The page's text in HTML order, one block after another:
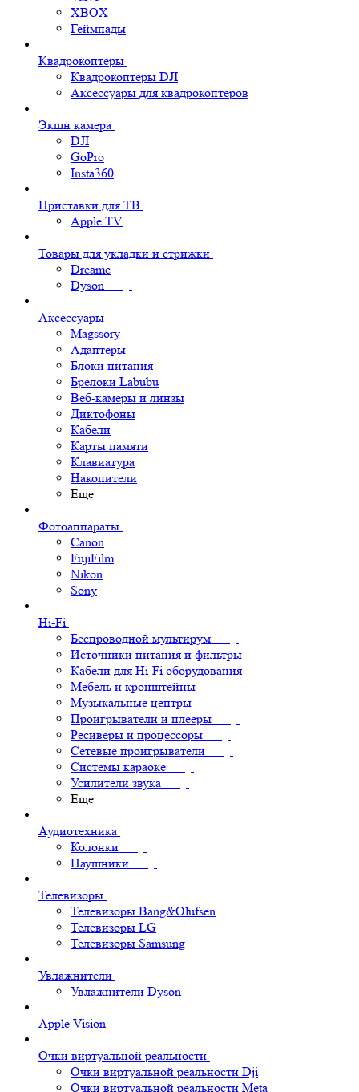
XBOX
Геймпады
Квадрокоптеры
Квадрокоптеры DJI
Аксессуары для квадрокоптеров
Экшн камера
DJI
GoPro
Insta360
Приставки для ТВ
Apple TV
Товары для укладки и стрижки
Dreame
Dyson
Аксессуары
Magssory
Адаптеры
Блоки питания
Брелоки Labubu
Веб-камеры и линзы
Диктофоны
Кабели
Карты памяти
Клавиатура
Накопители
Еще
Фотоаппараты
Canon
FujiFilm
Nikon
Sony
Hi-Fi
Беспроводной мультирум
Источники питания и фильтры
Кабели для Hi-Fi оборудования
Мебель и кронштейны
Музыкальные центры
Проигрыватели и плееры
Ресиверы и процессоры
Сетевые проигрыватели
Системы караоке
Усилители звука
Еще
Аудиотехника
Колонки
Наушники
Телевизоры
Телевизоры Bang&Olufsen
Телевизоры LG
Телевизоры Samsung
Увлажнители
Увлажнители Dyson
Apple Vision
Очки виртуальной реальности
Очки виртуальной реальности Dji
Очки виртуальной реальности Meta